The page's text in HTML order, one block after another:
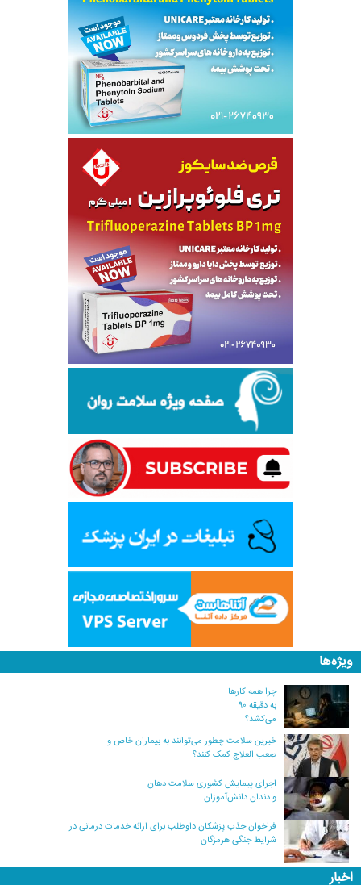
ویژه‌ها
چرا همه کارها
به دقیقه ۹۰
می‌کشد؟
خیرین سلامت چطور می‌توانند به بیماران خاص و
صعب العلاج کمک کنند؟
اجرای پیمایش کشوری سلامت دهان
و دندان دانش‌آموزان
فراخوان جذب پزشکان داوطلب برای ارائه خدمات درمانی در
شرایط جنگی هرمزگان
اخبار